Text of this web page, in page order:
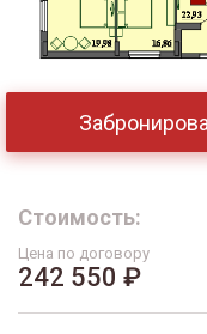
Стоимость:
Цена по договору
242 550 ₽